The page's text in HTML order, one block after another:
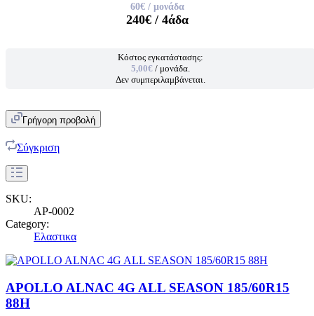
60€/ μονάδα
240€/ 4άδα
Κόστος εγκατάστασης:
5,00€ / μονάδα.
Δεν συμπεριλαμβάνεται.
Γρήγορη προβολή
Σύγκριση
SKU:
AP-0002
Category:
Ελαστικα
APOLLO ALNAC 4G ALL SEASON 185/60R15
88H